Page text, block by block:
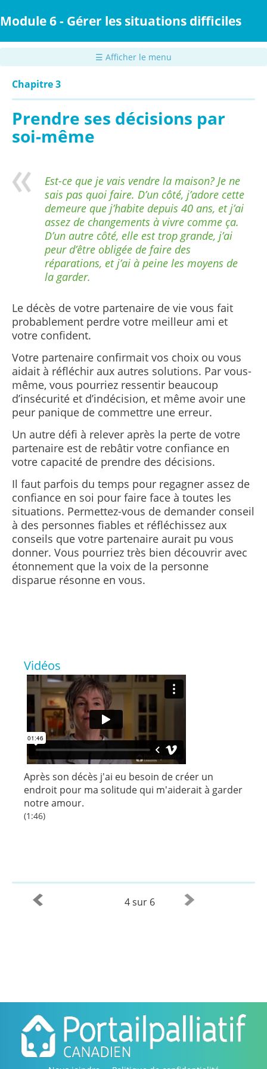
au
principal
Module 6 - Gérer les situations difficiles
☰ Afficher le menu
Chapitre 3
Prendre ses décisions par
soi-même
Est-ce que je vais vendre la maison? Je ne
sais pas quoi faire. D’un côté, j’adore cette
demeure que j’habite depuis 40 ans, et j’ai
assez de changements à vivre comme ça.
D’un autre côté, elle est trop grande, j’ai
peur d’être obligée de faire des
réparations, et j’ai à peine les moyens de
la garder.
Le décès de votre partenaire de vie vous fait
probablement perdre votre meilleur ami et
votre confident.
Votre partenaire confirmait vos choix ou vous
aidait à réfléchir aux autres solutions. Par vous-
même, vous pourriez ressentir beaucoup
d’insécurité et d’indécision, et même avoir une
peur panique de commettre une erreur.
Un autre défi à relever après la perte de votre
partenaire est de rebâtir votre confiance en
votre capacité de prendre des décisions.
Il faut parfois du temps pour regagner assez de
confiance en soi pour faire face à toutes les
situations. Permettez-vous de demander conseil
à des personnes fiables et réfléchissez aux
conseils que votre partenaire aurait pu vous
donner. Vous pourriez très bien découvrir avec
étonnement que la voix de la personne
disparue résonne en vous.
Vidéos
Après son décès j'ai eu besoin de créer un
endroit pour ma solitude qui m'aiderait à garder
notre amour.
(1:46)
4 sur 6